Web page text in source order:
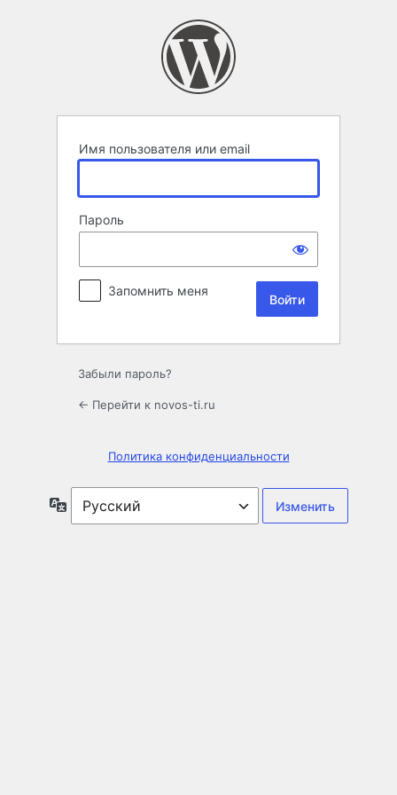
Имя пользователя или email
Пароль
Запомнить меня
Забыли пароль?
← Перейти к novos-ti.ru
Политика конфиденциальности
Язык